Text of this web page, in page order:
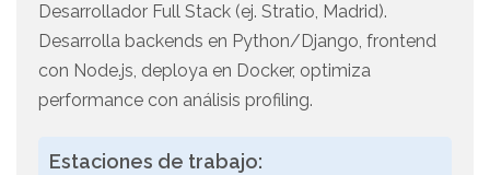
Desarrollador Full Stack (ej. Stratio, Madrid).
Desarrolla backends en Python/Django, frontend
con Node.js, deploya en Docker, optimiza
performance con análisis profiling.
Estaciones de trabajo: